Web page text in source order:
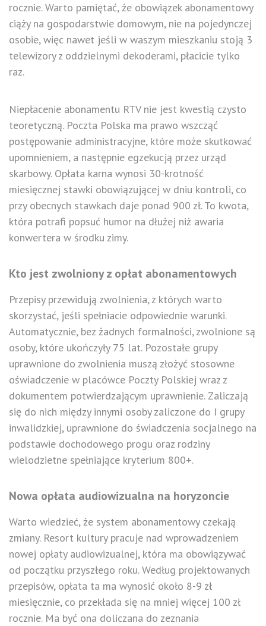
rocznie. Warto pamiętać, że obowiązek abonamentowy
ciąży na gospodarstwie domowym, nie na pojedynczej
osobie, więc nawet jeśli w waszym mieszkaniu stoją 3
telewizory z oddzielnymi dekoderami, płacicie tylko
raz.
Niepłacenie abonamentu RTV nie jest kwestią czysto
teoretyczną. Poczta Polska ma prawo wszcząć
postępowanie administracyjne, które może skutkować
upomnieniem, a następnie egzekucją przez urząd
skarbowy. Opłata karna wynosi 30-krotność
miesięcznej stawki obowiązującej w dniu kontroli, co
przy obecnych stawkach daje ponad 900 zł. To kwota,
która potrafi popsuć humor na dłużej niż awaria
konwertera w środku zimy.
Kto jest zwolniony z opłat abonamentowych
Przepisy przewidują zwolnienia, z których warto
skorzystać, jeśli spełniacie odpowiednie warunki.
Automatycznie, bez żadnych formalności, zwolnione są
osoby, które ukończyły 75 lat. Pozostałe grupy
uprawnione do zwolnienia muszą złożyć stosowne
oświadczenie w placówce Poczty Polskiej wraz z
dokumentem potwierdzającym uprawnienie. Zaliczają
się do nich między innymi osoby zaliczone do I grupy
inwalidzkiej, uprawnione do świadczenia socjalnego na
podstawie dochodowego progu oraz rodziny
wielodzietne spełniające kryterium 800+.
Nowa opłata audiowizualna na horyzoncie
Warto wiedzieć, że system abonamentowy czekają
zmiany. Resort kultury pracuje nad wprowadzeniem
nowej opłaty audiowizualnej, która ma obowiązywać
od początku przyszłego roku. Według projektowanych
przepisów, opłata ta ma wynosić około 8-9 zł
miesięcznie, co przekłada się na mniej więcej 100 zł
rocznie. Ma być ona doliczana do zeznania